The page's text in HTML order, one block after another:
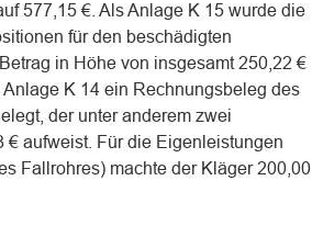
577,15 €. Als Anlage K 15 wurde die
für den beschädigten
in Höhe von insgesamt 250,22 €
K 14 ein Rechnungsbeleg des
der unter anderem zwei
aufweist. Für die Eigenleistungen
Fallrohres) machte der Kläger 200,00